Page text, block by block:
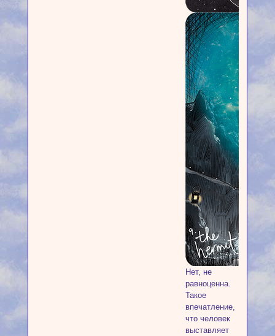
Нет, не
равноценна.
Такое
впечатление,
что человек
выставляет